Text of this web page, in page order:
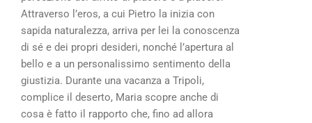
Attraverso l’eros, a cui Pietro la inizia con
sapida naturalezza, arriva per lei la conoscenza
di sé e dei propri desideri, nonché l’apertura al
bello e a un personalissimo sentimento della
giustizia. Durante una vacanza a Tripoli,
complice il deserto, Maria scopre anche di
cosa è fatto il rapporto che, fino ad allora